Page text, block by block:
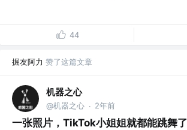
44
掘友阿力 赞了这篇文章
机器之心
@机器之心 · 2年前
一张照片，TikTok小姐姐就都能跳舞了